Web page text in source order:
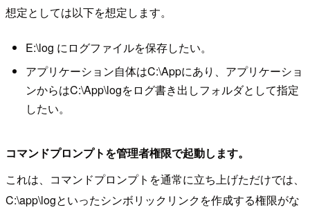
想定としては以下を想定します。
E:\log にログファイルを保存したい。
アプリケーション自体はC:\Appにあり、アプリケーショ
ンからはC:\App\logをログ書き出しフォルダとして指定
したい。
コマンドプロンプトを管理者権限で起動します。
これは、コマンドプロンプトを通常に立ち上げただけでは、
C:\app\logといったシンボリックリンクを作成する権限がな